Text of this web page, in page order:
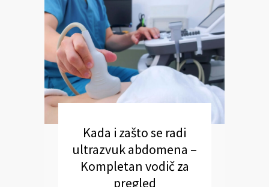
Kada i zašto se radi
ultrazvuk abdomena –
Kompletan vodič za
pregled